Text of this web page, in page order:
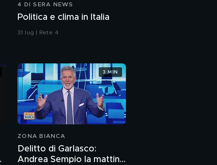
4 DI SERA NEWS
Politica e clima in Italia
31 lug | Rete 4
ZONA BIANCA
Delitto di Garlasco:
Andrea Sempio la mattina
3 MIN